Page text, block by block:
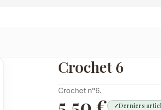
Crochet 6
Crochet n°6.
✓Derniers